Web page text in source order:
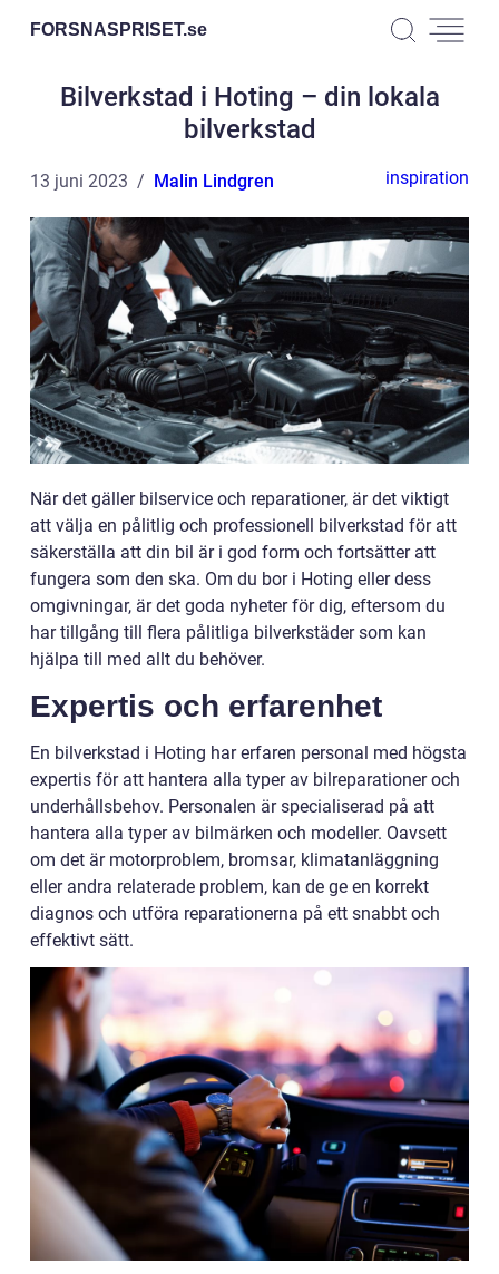
FORSNASPRISET.se
Bilverkstad i Hoting – din lokala
bilverkstad
13 juni 2023 Malin Lindgren inspiration
När det gäller bilservice och reparationer, är det viktigt
att välja en pålitlig och professionell bilverkstad för att
säkerställa att din bil är i god form och fortsätter att
fungera som den ska. Om du bor i Hoting eller dess
omgivningar, är det goda nyheter för dig, eftersom du
har tillgång till flera pålitliga bilverkstäder som kan
hjälpa till med allt du behöver.
Expertis och erfarenhet
En bilverkstad i Hoting har erfaren personal med högsta
expertis för att hantera alla typer av bilreparationer och
underhållsbehov. Personalen är specialiserad på att
hantera alla typer av bilmärken och modeller. Oavsett
om det är motorproblem, bromsar, klimatanläggning
eller andra relaterade problem, kan de ge en korrekt
diagnos och utföra reparationerna på ett snabbt och
effektivt sätt.